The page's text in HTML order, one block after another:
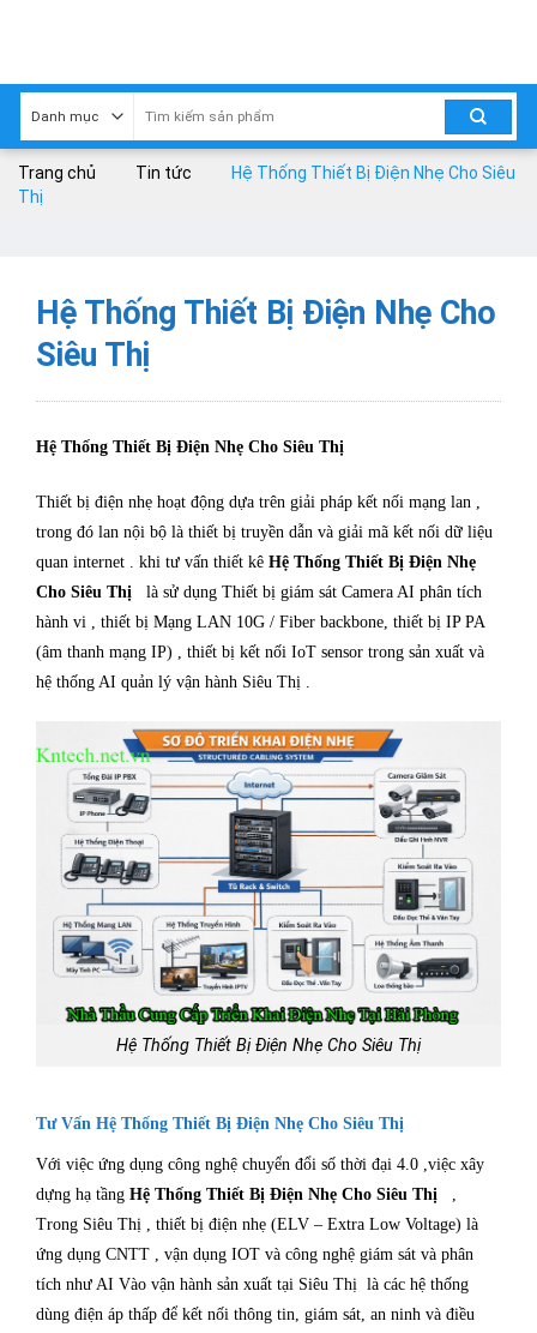
Trang chủ Tin tức
Hệ Thống Thiết Bị Điện Nhẹ Cho Siêu
Thị
Hệ Thống Thiết Bị Điện Nhẹ Cho
Siêu Thị
Hệ Thống Thiết Bị Điện Nhẹ Cho Siêu Thị
Thiết bị điện nhẹ hoạt động dựa trên giải pháp kết nối mạng lan ,
trong đó lan nội bộ là thiết bị truyền dẫn và giải mã kết nối dữ liệu
quan internet . khi tư vấn thiết kê Hệ Thống Thiết Bị Điện Nhẹ
Cho Siêu Thị là sử dụng Thiết bị giám sát Camera AI phân tích
hành vi , thiết bị Mạng LAN 10G / Fiber backbone, thiết bị IP PA
(âm thanh mạng IP) , thiết bị kết nối IoT sensor trong sản xuất và
hệ thống AI quản lý vận hành Siêu Thị .
Hệ Thống Thiết Bị Điện Nhẹ Cho Siêu Thị
Tư Vấn Hệ Thống Thiết Bị Điện Nhẹ Cho Siêu Thị
Với việc ứng dụng công nghệ chuyển đổi số thời đại 4.0 ,việc xây
dựng hạ tầng Hệ Thống Thiết Bị Điện Nhẹ Cho Siêu Thị
Trong Siêu Thị , thiết bị điện nhẹ (ELV – Extra Low Voltage) là
ứng dụng CNTT , vận dụng IOT và công nghệ giám sát và phân
tích như AI Vào vận hành sản xuất tại Siêu Thị là các hệ thống
dùng điện áp thấp để kết nối thông tin, giám sát, an ninh và điều